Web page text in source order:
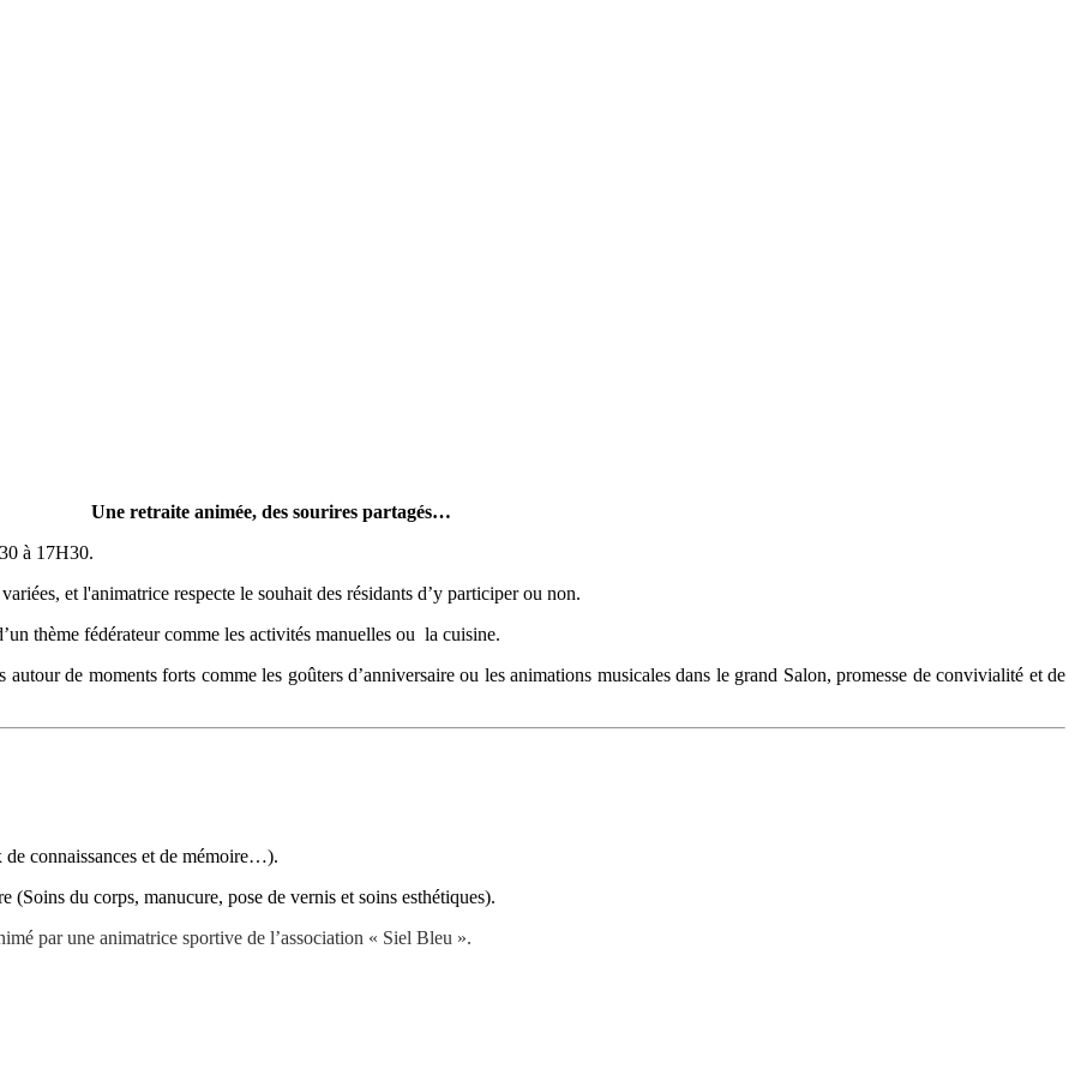
Une retraite animée, des sourires partagés…
à 17H30.
et l'animatrice respecte le souhait des résidants d’y participer ou non.
thème fédérateur comme les activités manuelles ou la cuisine.
autour de moments forts comme les goûters d’anniversaire ou les animations musicales dans le grand Salon, promesse de convivialité et de
connaissances et de mémoire…).
du corps, manucure, pose de vernis et soins esthétiques).
par une animatrice sportive de l’association « Siel Bleu ».